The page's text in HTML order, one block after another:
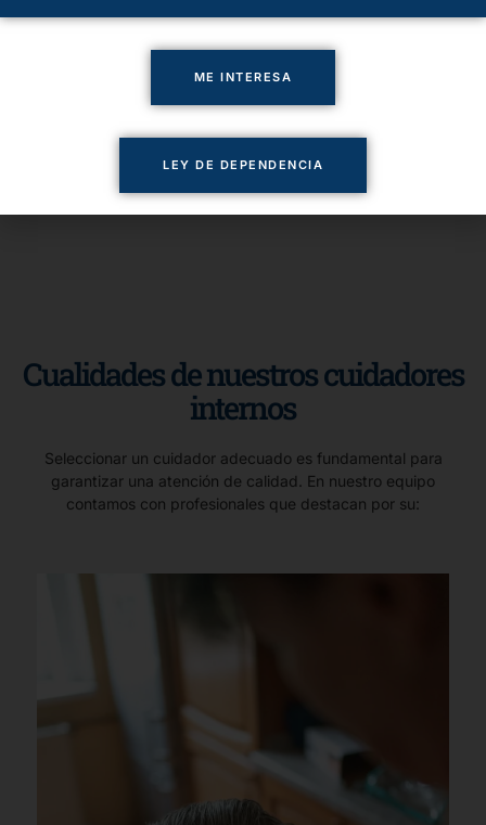
Cualidades de nuestros cuidadores
internos
Seleccionar un cuidador adecuado es fundamental para
garantizar una atención de calidad. En nuestro equipo
contamos con profesionales que destacan por su:
ME INTERESA
LEY DE DEPENDENCIA